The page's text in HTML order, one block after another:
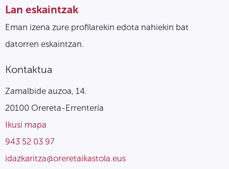
Lan eskaintzak
Eman izena zure profilarekin edota nahiekin bat
datorren eskaintzan.
Kontaktua
Zamalbide auzoa, 14.
20100 Orereta-Errenteria
Ikusi mapa
943 52 03 97
idazkaritza@oreretaikastola.eus